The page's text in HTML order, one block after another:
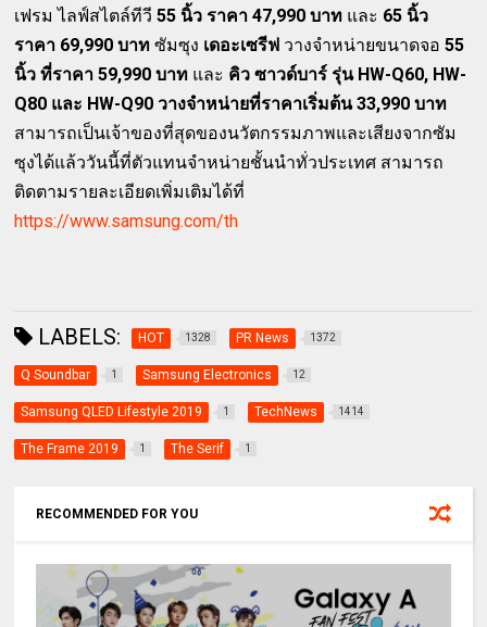
เฟรม ไลฟ์สไตล์ทีวี55 นิ้ว ราคา 47,990 บาท และ 65 นิ้ว
ราคา 69,990 บาท ซัมซุง เดอะเซรีฟ วางจำหน่ายขนาดจอ 55
นิ้ว ที่ราคา 59,990 บาท และ คิว ซาวด์บาร์ รุ่น HW-Q60, HW-
Q80 และ HW-Q90 วางจำหน่ายที่ราคาเริ่มต้น 33,990 บาท
สามารถเป็นเจ้าของที่สุดของนวัตกรรมภาพและเสียงจากซัม
ซุงได้แล้ววันนี้ที่ตัวแทนจำหน่ายชั้นนำทั่วประเทศ สามารถ
ติดตามรายละเอียดเพิ่มเติมได้ที่
https://www.samsung.com/th
LABELS: HOT 1328 PR News 1372
Q Soundbar 1 Samsung Electronics 12
Samsung QLED Lifestyle 2019 1 TechNews 1414
The Frame 2019 1 The Serif 1
RECOMMENDED FOR YOU